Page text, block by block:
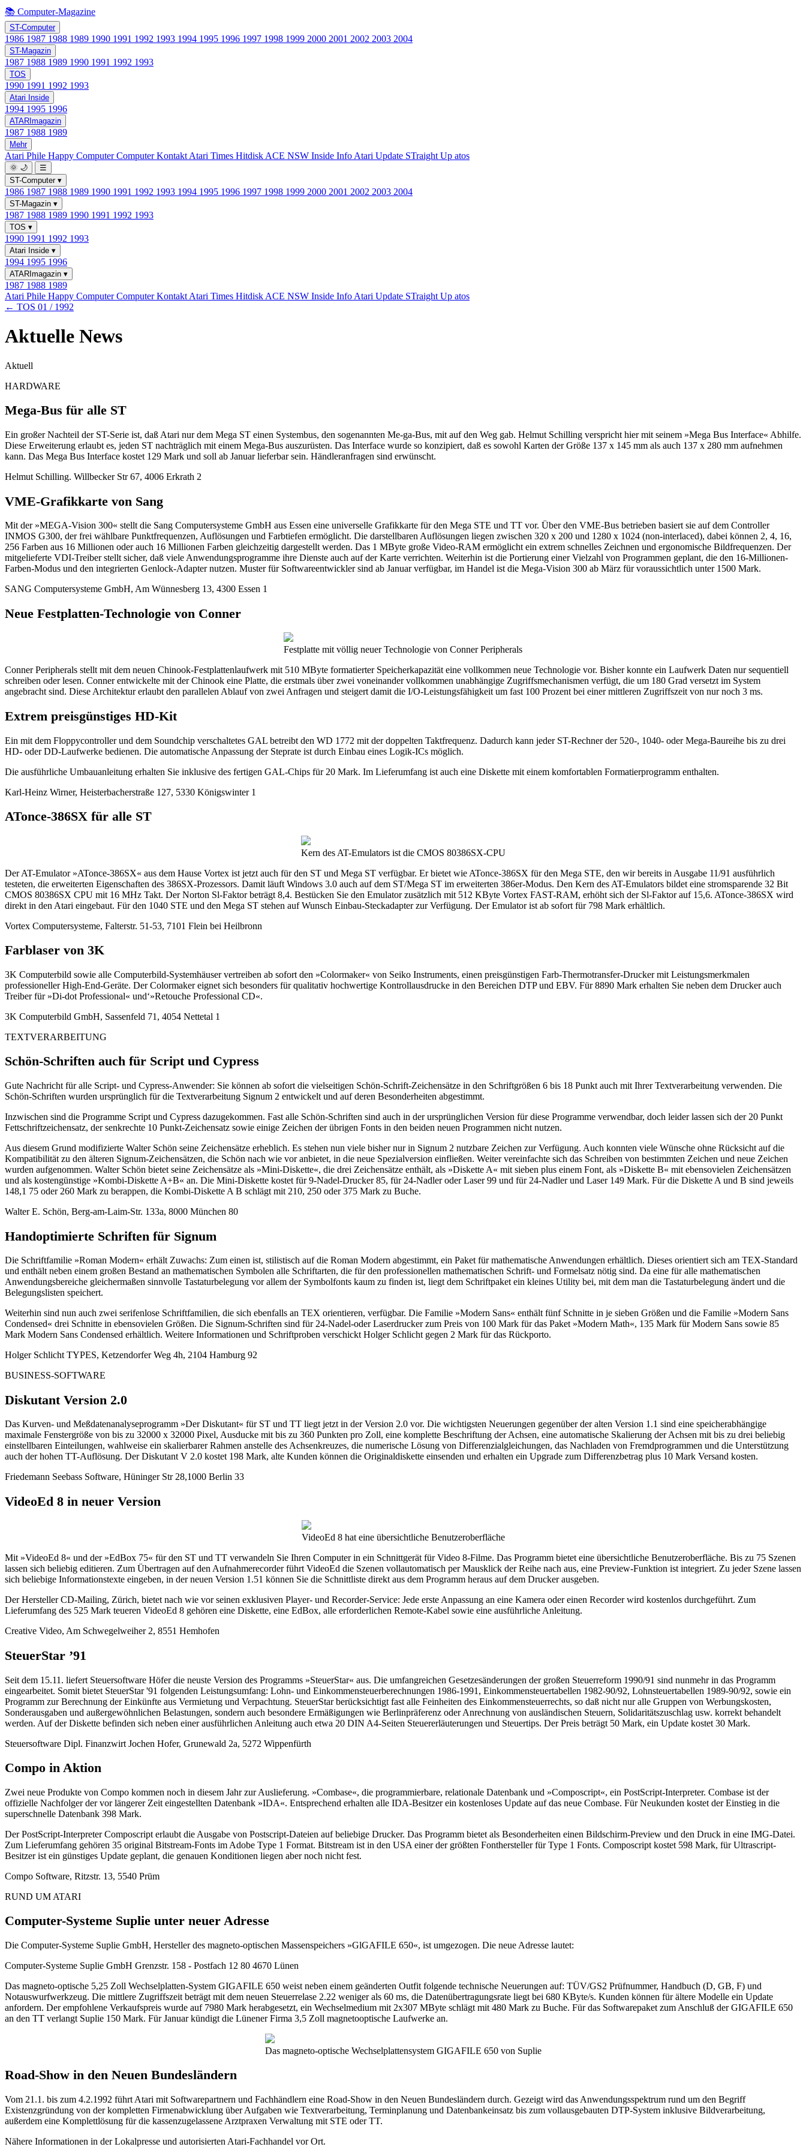
📚 Computer-Magazine
ST-Computer
1986 1987 1988 1989 1990 1991 1992 1993 1994 1995 1996 1997 1998 1999 2000 2001 2002 2003 2004
ST-Magazin
1987 1988 1989 1990 1991 1992 1993
TOS
1990 1991 1992 1993
Atari Inside
1994 1995 1996
ATARImagazin
1987 1988 1989
Mehr
Atari Phile Happy ComputerComputer Kontakt Atari Times Hitdisk ACE NSW Inside Info Atari Update STraight Up atos
🌞 🌙
☰
ST-Computer ▾
1986 1987 1988 1989 1990 1991 1992 1993 1994 1995 1996 1997 1998 1999 2000 2001 2002 2003 2004
ST-Magazin ▾
1987 1988 1989 1990 1991 1992 1993
TOS ▾
1990 1991 1992 1993
Atari Inside ▾
1994 1995 1996
ATARImagazin ▾
1987 1988 1989
Atari Phile Happy ComputerComputer Kontakt Atari Times Hitdisk ACE NSW Inside Info Atari Update STraight Up atos
← TOS 01 / 1992
Aktuelle News
Aktuell
HARDWARE
Mega-Bus für alle ST
Ein großer Nachteil der ST-Serie ist, daß Atari nur dem Mega ST einen Systembus, den sogenannten Me-ga-Bus, mit auf den Weg gab. Helmut Schilling verspricht hier mit seinem »Mega Bus Interface« Abhilfe.
Diese Erweiterung erlaubt es, jeden ST nachträglich mit einem Mega-Bus auszurüsten. Das Interface wurde so konzipiert, daß es sowohl Karten der Größe 137 x 145 mm als auch 137 x 280 mm aufnehmen
kann. Das Mega Bus Interface kostet 129 Mark und soll ab Januar lieferbar sein. Händleranfragen sind erwünscht.
Helmut Schilling. Willbecker Str 67, 4006 Erkrath 2
VME-Grafikkarte von Sang
Mit der »MEGA-Vision 300« stellt die Sang Computersysteme GmbH aus Essen eine universelle Grafikkarte für den Mega STE und TT vor. Über den VME-Bus betrieben basiert sie auf dem Controller
INMOS G300, der frei wählbare Punktfrequenzen, Auflösungen und Farbtiefen ermöglicht. Die darstellbaren Auflösungen liegen zwischen 320 x 200 und 1280 x 1024 (non-interlaced), dabei können 2, 4, 16,
256 Farben aus 16 Millionen oder auch 16 Millionen Farben gleichzeitig dargestellt werden. Das 1 MByte große Video-RAM ermöglicht ein extrem schnelles Zeichnen und ergonomische Bildfrequenzen. Der
mitgelieferte VDI-Treiber stellt sicher, daß viele Anwendungsprogramme ihre Dienste auch auf der Karte verrichten. Weiterhin ist die Portierung einer Vielzahl von Programmen geplant, die den 16-Millionen-
Farben-Modus und den integrierten Genlock-Adapter nutzen. Muster für Softwareentwickler sind ab Januar verfügbar, im Handel ist die Mega-Vision 300 ab März für voraussichtlich unter 1500 Mark.
SANG Computersysteme GmbH, Am Wünnesberg 13, 4300 Essen 1
Neue Festplatten-Technologie von Conner
Festplatte mit völlig neuer Technologie von Conner Peripherals
Conner Peripherals stellt mit dem neuen Chinook-Festplattenlaufwerk mit 510 MByte formatierter Speicherkapazität eine vollkommen neue Technologie vor. Bisher konnte ein Laufwerk Daten nur sequentiell
schreiben oder lesen. Conner entwickelte mit der Chinook eine Platte, die erstmals über zwei voneinander vollkommen unabhängige Zugriffsmechanismen verfügt, die um 180 Grad versetzt im System
angebracht sind. Diese Architektur erlaubt den parallelen Ablauf von zwei Anfragen und steigert damit die I/O-Leistungsfähigkeit um fast 100 Prozent bei einer mittleren Zugriffszeit von nur noch 3 ms.
Extrem preisgünstiges HD-Kit
Ein mit dem Floppycontroller und dem Soundchip verschaltetes GAL betreibt den WD 1772 mit der doppelten Taktfrequenz. Dadurch kann jeder ST-Rechner der 520-, 1040- oder Mega-Baureihe bis zu drei
HD- oder DD-Laufwerke bedienen. Die automatische Anpassung der Steprate ist durch Einbau eines Logik-ICs möglich.
Die ausführliche Umbauanleitung erhalten Sie inklusive des fertigen GAL-Chips für 20 Mark. Im Lieferumfang ist auch eine Diskette mit einem komfortablen Formatierprogramm enthalten.
Karl-Heinz Wirner, Heisterbacherstraße 127, 5330 Königswinter 1
ATonce-386SX für alle ST
Kern des AT-Emulators ist die CMOS 80386SX-CPU
Der AT-Emulator »ATonce-386SX« aus dem Hause Vortex ist jetzt auch für den ST und Mega ST verfügbar. Er bietet wie ATonce-386SX für den Mega STE, den wir bereits in Ausgabe 11/91 ausführlich
testeten, die erweiterten Eigenschaften des 386SX-Prozessors. Damit läuft Windows 3.0 auch auf dem ST/Mega ST im erweiterten 386er-Modus. Den Kern des AT-Emulators bildet eine stromsparende 32 Bit
CMOS 80386SX CPU mit 16 MHz Takt. Der Norton Sl-Faktor beträgt 8,4. Bestücken Sie den Emulator zusätzlich mit 512 KByte Vortex FAST-RAM, erhöht sich der Sl-Faktor auf 15,6. ATonce-386SX wird
direkt in den Atari eingebaut. Für den 1040 STE und den Mega ST stehen auf Wunsch Einbau-Steckadapter zur Verfügung. Der Emulator ist ab sofort für 798 Mark erhältlich.
Vortex Computersysteme, Falterstr. 51-53, 7101 Flein bei Heilbronn
Farblaser von 3K
3K Computerbild sowie alle Computerbild-Systemhäuser vertreiben ab sofort den »Colormaker« von Seiko Instruments, einen preisgünstigen Farb-Thermotransfer-Drucker mit Leistungsmerkmalen
professioneller High-End-Geräte. Der Colormaker eignet sich besonders für qualitativ hochwertige Kontrollausdrucke in den Bereichen DTP und EBV. Für 8890 Mark erhalten Sie neben dem Drucker auch
Treiber für »Di-dot Professional« und‘»Retouche Professional CD«.
3K Computerbild GmbH, Sassenfeld 71, 4054 Nettetal 1
TEXTVERARBEITUNG
Schön-Schriften auch für Script und Cypress
Gute Nachricht für alle Script- und Cypress-Anwender: Sie können ab sofort die vielseitigen Schön-Schrift-Zeichensätze in den Schriftgrößen 6 bis 18 Punkt auch mit Ihrer Textverarbeitung verwenden. Die
Schön-Schriften wurden ursprünglich für die Textverarbeitung Signum 2 entwickelt und auf deren Besonderheiten abgestimmt.
Inzwischen sind die Programme Script und Cypress dazugekommen. Fast alle Schön-Schriften sind auch in der ursprünglichen Version für diese Programme verwendbar, doch leider lassen sich der 20 Punkt
Fettschriftzeichensatz, der senkrechte 10 Punkt-Zeichensatz sowie einige Zeichen der übrigen Fonts in den beiden neuen Programmen nicht nutzen.
Aus diesem Grund modifizierte Walter Schön seine Zeichensätze erheblich. Es stehen nun viele bisher nur in Signum 2 nutzbare Zeichen zur Verfügung. Auch konnten viele Wünsche ohne Rücksicht auf die
Kompatibilität zu den älteren Signum-Zeichensätzen, die Schön nach wie vor anbietet, in die neue Spezialversion einfließen. Weiter vereinfachte sich das Schreiben von bestimmten Zeichen und neue Zeichen
wurden aufgenommen. Walter Schön bietet seine Zeichensätze als »Mini-Diskette«, die drei Zeichensätze enthält, als »Diskette A« mit sieben plus einem Font, als »Diskette B« mit ebensovielen Zeichensätzen
und als kostengünstige »Kombi-Diskette A+B« an. Die Mini-Diskette kostet für 9-Nadel-Drucker 85, für 24-Nadler oder Laser 99 und für 24-Nadler und Laser 149 Mark. Für die Diskette A und B sind jeweils
148,1 75 oder 260 Mark zu berappen, die Kombi-Diskette A B schlägt mit 210, 250 oder 375 Mark zu Buche.
Walter E. Schön, Berg-am-Laim-Str. 133a, 8000 München 80
Handoptimierte Schriften für Signum
Die Schriftfamilie »Roman Modern« erhält Zuwachs: Zum einen ist, stilistisch auf die Roman Modern abgestimmt, ein Paket für mathematische Anwendungen erhältlich. Dieses orientiert sich am TEX-Standard
und enthält neben einem großen Bestand an mathematischen Symbolen alle Schriftarten, die für den professionellen mathematischen Schrift- und Formelsatz nötig sind. Da eine für alle mathematischen
Anwendungsbereiche gleichermaßen sinnvolle Tastaturbelegung vor allem der Symbolfonts kaum zu finden ist, liegt dem Schriftpaket ein kleines Utility bei, mit dem man die Tastaturbelegung ändert und die
Belegungslisten speichert.
Weiterhin sind nun auch zwei serifenlose Schriftfamilien, die sich ebenfalls an TEX orientieren, verfügbar. Die Familie »Modern Sans« enthält fünf Schnitte in je sieben Größen und die Familie »Modern Sans
Condensed« drei Schnitte in ebensovielen Größen. Die Signum-Schriften sind für 24-Nadel-oder Laserdrucker zum Preis von 100 Mark für das Paket »Modern Math«, 135 Mark für Modern Sans sowie 85
Mark Modern Sans Condensed erhältlich. Weitere Informationen und Schriftproben verschickt Holger Schlicht gegen 2 Mark für das Rückporto.
Holger Schlicht TYPES, Ketzendorfer Weg 4h, 2104 Hamburg 92
BUSINESS-SOFTWARE
Diskutant Version 2.0
Das Kurven- und Meßdatenanalyseprogramm »Der Diskutant« für ST und TT liegt jetzt in der Version 2.0 vor. Die wichtigsten Neuerungen gegenüber der alten Version 1.1 sind eine speicherabhängige
maximale Fenstergröße von bis zu 32000 x 32000 Pixel, Ausducke mit bis zu 360 Punkten pro Zoll, eine komplette Beschriftung der Achsen, eine automatische Skalierung der Achsen mit bis zu drei beliebig
einstellbaren Einteilungen, wahlweise ein skalierbarer Rahmen anstelle des Achsenkreuzes, die numerische Lösung von Differenzialgleichungen, das Nachladen von Fremdprogrammen und die Unterstützung
auch der hohen TT-Auflösung. Der Diskutant V 2.0 kostet 198 Mark, alte Kunden können die Originaldiskette einsenden und erhalten ein Upgrade zum Differenzbetrag plus 10 Mark Versand kosten.
Friedemann Seebass Software, Hüninger Str 28,1000 Berlin 33
VideoEd 8 in neuer Version
VideoEd 8 hat eine übersichtliche Benutzeroberfläche
Mit »VideoEd 8« und der »EdBox 75« für den ST und TT verwandeln Sie Ihren Computer in ein Schnittgerät für Video 8-Filme. Das Programm bietet eine übersichtliche Benutzeroberfläche. Bis zu 75 Szenen
lassen sich beliebig editieren. Zum Übertragen auf den Aufnahmerecorder führt VideoEd die Szenen vollautomatisch per Mausklick der Reihe nach aus, eine Preview-Funktion ist integriert. Zu jeder Szene lassen
sich beliebige Informationstexte eingeben, in der neuen Version 1.51 können Sie die Schnittliste direkt aus dem Programm heraus auf dem Drucker ausgeben.
Der Hersteller CD-Mailing, Zürich, bietet nach wie vor seinen exklusiven Player- und Recorder-Service: Jede erste Anpassung an eine Kamera oder einen Recorder wird kostenlos durchgeführt. Zum
Lieferumfang des 525 Mark teueren VideoEd 8 gehören eine Diskette, eine EdBox, alle erforderlichen Remote-Kabel sowie eine ausführliche Anleitung.
Creative Video, Am Schwegelweiher 2, 8551 Hemhofen
SteuerStar ’91
Seit dem 15.11. liefert Steuersoftware Höfer die neuste Version des Programms »SteuerStar« aus. Die umfangreichen Gesetzesänderungen der großen Steuerreform 1990/91 sind nunmehr in das Programm
eingearbeitet. Somit bietet SteuerStar '91 folgenden Leistungsumfang: Lohn- und Einkommensteuerberechnungen 1986-1991, Einkommensteuertabellen 1982-90/92, Lohnsteuertabellen 1989-90/92, sowie ein
Programm zur Berechnung der Einkünfte aus Vermietung und Verpachtung. SteuerStar berücksichtigt fast alle Feinheiten des Einkommensteuerrechts, so daß nicht nur alle Gruppen von Werbungskosten,
Sonderausgaben und außergewöhnlichen Belastungen, sondern auch besondere Ermäßigungen wie Berlinpräferenz oder Anrechnung von ausländischen Steuern, Solidaritätszuschlag usw. korrekt behandelt
werden. Auf der Diskette befinden sich neben einer ausführlichen Anleitung auch etwa 20 DIN A4-Seiten Steuererläuterungen und Steuertips. Der Preis beträgt 50 Mark, ein Update kostet 30 Mark.
Steuersoftware Dipl. Finanzwirt Jochen Hofer, Grunewald 2a, 5272 Wippenfürth
Compo in Aktion
Zwei neue Produkte von Compo kommen noch in diesem Jahr zur Auslieferung. »Combase«, die programmierbare, relationale Datenbank und »Composcript«, ein PostScript-Interpreter. Combase ist der
offizielle Nachfolger der vor längerer Zeit eingestellten Datenbank »IDA«. Entsprechend erhalten alle IDA-Besitzer ein kostenloses Update auf das neue Combase. Für Neukunden kostet der Einstieg in die
superschnelle Datenbank 398 Mark.
Der PostScript-Interpreter Composcript erlaubt die Ausgabe von Postscript-Dateien auf beliebige Drucker. Das Programm bietet als Besonderheiten einen Bildschirm-Preview und den Druck in eine IMG-Datei.
Zum Lieferumfang gehören 35 original Bitstream-Fonts im Adobe Type 1 Format. Bitstream ist in den USA einer der größten Fonthersteller für Type 1 Fonts. Composcript kostet 598 Mark, für Ultrascript-
Besitzer ist ein günstiges Update geplant, die genauen Konditionen liegen aber noch nicht fest.
Compo Software, Ritzstr. 13, 5540 Prüm
RUND UM ATARI
Computer-Systeme Suplie unter neuer Adresse
Die Computer-Systeme Suplie GmbH, Hersteller des magneto-optischen Massenspeichers »GlGAFILE 650«, ist umgezogen. Die neue Adresse lautet:
Computer-Systeme Suplie GmbH Grenzstr. 158 - Postfach 12 80 4670 Lünen
Das magneto-optische 5,25 Zoll Wechselplatten-System GIGAFILE 650 weist neben einem geänderten Outfit folgende technische Neuerungen auf: TÜV/GS2 Prüfnummer, Handbuch (D, GB, F) und
Notauswurfwerkzeug. Die mittlere Zugriffszeit beträgt mit dem neuen Steuerrelase 2.22 weniger als 60 ms, die Datenübertragungsrate liegt bei 680 KByte/s. Kunden können für ältere Modelle ein Update
anfordern. Der empfohlene Verkaufspreis wurde auf 7980 Mark herabgesetzt, ein Wechselmedium mit 2x307 MByte schlägt mit 480 Mark zu Buche. Für das Softwarepaket zum Anschluß der GIGAFILE 650
an den TT verlangt Suplie 150 Mark. Für Januar kündigt die Lünener Firma 3,5 Zoll magnetooptische Laufwerke an.
Das magneto-optische Wechselplattensystem GIGAFILE 650 von Suplie
Road-Show in den Neuen Bundesländern
Vom 21.1. bis zum 4.2.1992 führt Atari mit Softwarepartnern und Fachhändlern eine Road-Show in den Neuen Bundesländern durch. Gezeigt wird das Anwendungsspektrum rund um den Begriff
Existenzgründung von der kompletten Firmenabwicklung über Aufgaben wie Textverarbeitung, Terminplanung und Datenbankeinsatz bis zum vollausgebauten DTP-System inklusive Bildverarbeitung,
außerdem eine Komplettlösung für die kassenzugelassene Arztpraxen Verwaltung mit STE oder TT.
Nähere Informationen in der Lokalpresse und autorisierten Atari-Fachhandel vor Ort.